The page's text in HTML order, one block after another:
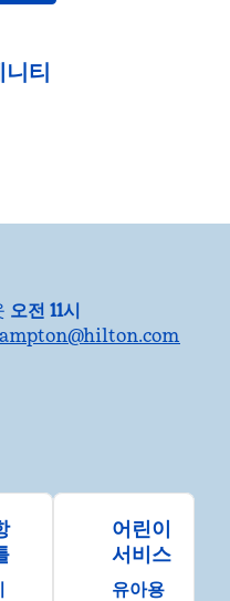
니티
오전 11시
어린이
서비스
유아용